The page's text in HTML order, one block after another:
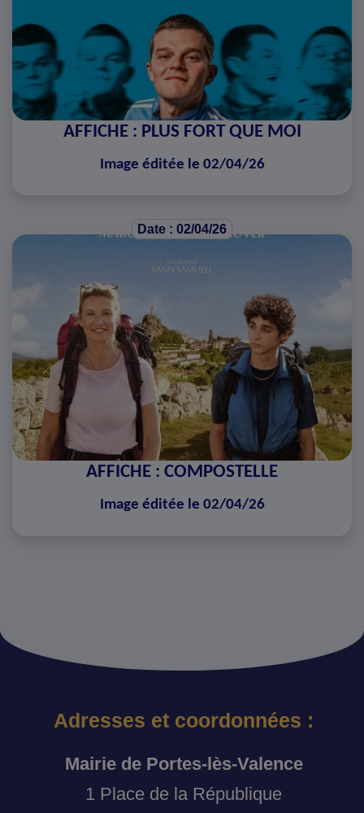
AFFICHE : PLUS FORT QUE MOI
Image éditée le 02/04/26
Date : 02/04/26
AFFICHE : COMPOSTELLE
Image éditée le 02/04/26
Adresses et coordonnées :
Mairie de Portes-lès-Valence
1 Place de la République